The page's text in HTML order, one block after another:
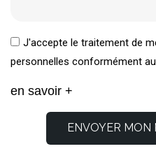
J'accepte le traitement de
personnelles conformément au
en savoir +
ENVOYER MON